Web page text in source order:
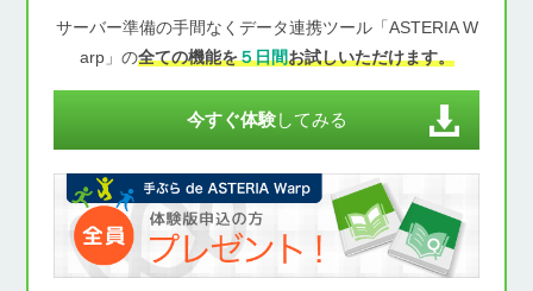
サーバー準備の手間なくデータ連携ツール「ASTERIA W
arp」の全ての機能を５日間お試しいただけます。
今すぐ体験してみる